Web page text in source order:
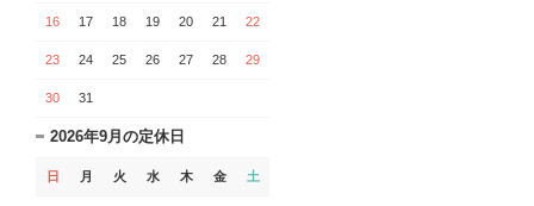
16 17 18 19 20 21 22
23 24 25 26 27 28 29
30 31
2026年9月の定休日
日 月 火 水 木 金 土